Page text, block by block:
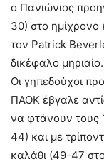
ο Πανιώνιος
30) στο ημίχρονο
τον Patrick
δικέφαλο μηριαίο.
Οι γηπεδούχοι
ΠΑΟΚ έβγαλε
να φτάνουν τους
44) και με
καλάθι (49-47